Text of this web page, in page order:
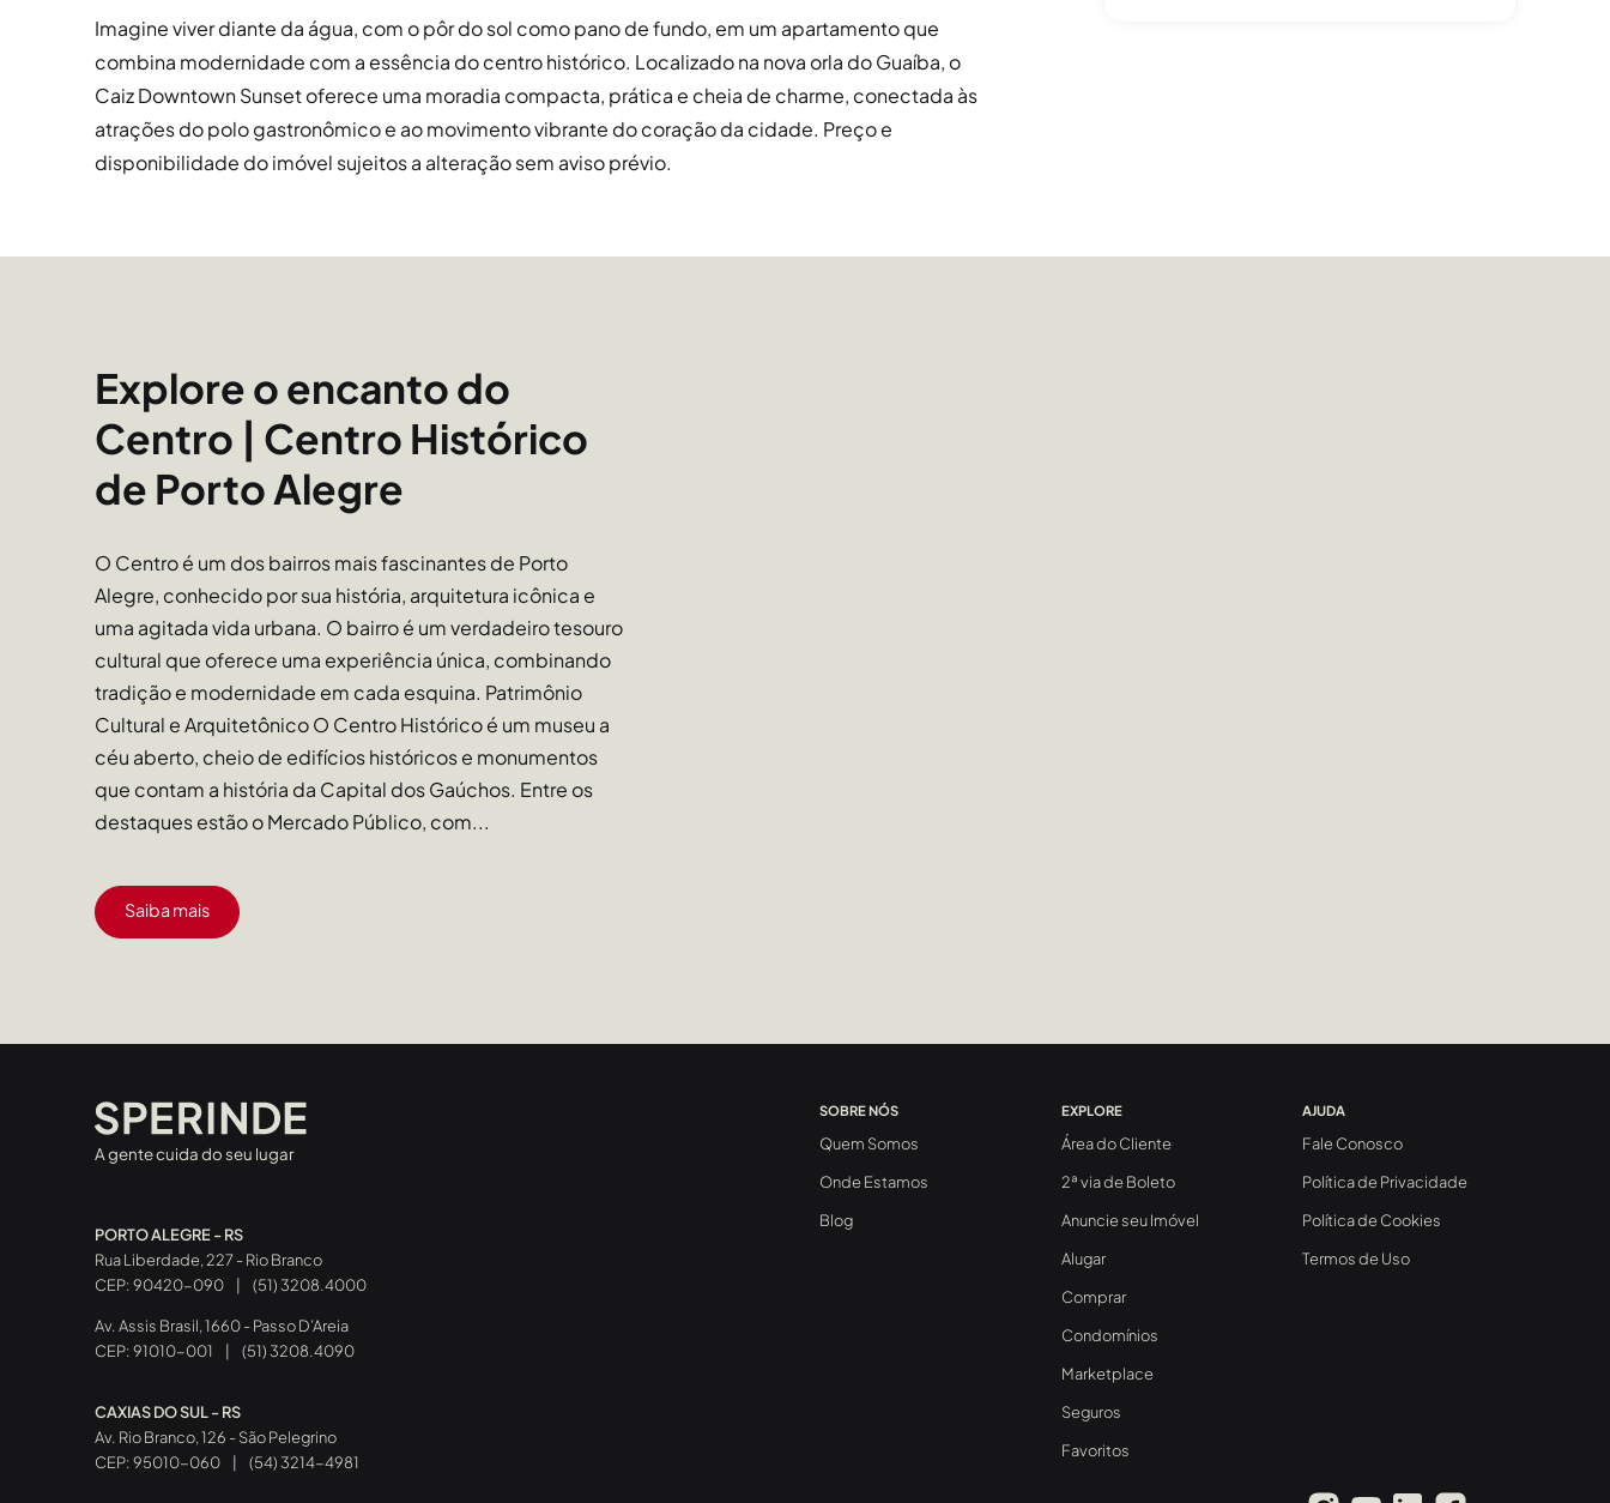
Imagine viver diante da água, com o pôr do sol como pano de fundo, em um apartamento que
combina modernidade com a essência do centro histórico. Localizado na nova orla do Guaíba, o
Caiz Downtown Sunset oferece uma moradia compacta, prática e cheia de charme, conectada às
atrações do polo gastronômico e ao movimento vibrante do coração da cidade. Preço e
disponibilidade do imóvel sujeitos a alteração sem aviso prévio.
Explore o encanto do
Centro | Centro Histórico
de Porto Alegre
O Centro é um dos bairros mais fascinantes de Porto
Alegre, conhecido por sua história, arquitetura icônica e
uma agitada vida urbana. O bairro é um verdadeiro tesouro
cultural que oferece uma experiência única, combinando
tradição e modernidade em cada esquina. Patrimônio
Cultural e Arquitetônico O Centro Histórico é um museu a
céu aberto, cheio de edifícios históricos e monumentos
que contam a história da Capital dos Gaúchos. Entre os
destaques estão o Mercado Público, com...
Saiba mais
A gente cuida do seu lugar
PORTO ALEGRE - RS
Rua Liberdade, 227 - Rio Branco
CEP: 90420-090
(51) 3208.4000
Av. Assis Brasil, 1660 - Passo D’Areia
CEP: 91010-001
(51) 3208.4090
CAXIAS DO SUL - RS
Av. Rio Branco, 126 - São Pelegrino
CEP: 95010-060
(54) 3214-4981
SOBRE NÓS
Quem Somos
Onde Estamos
Blog
EXPLORE
Área do Cliente
2ª via de Boleto
Anuncie seu Imóvel
Alugar
Comprar
Condomínios
Marketplace
Seguros
Favoritos
AJUDA
Fale Conosco
Política de Privacidade
Política de Cookies
Termos de Uso